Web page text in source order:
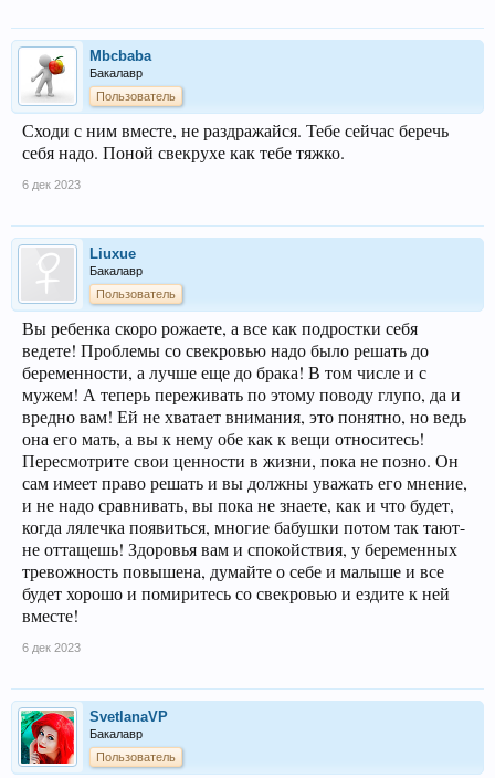
Mbcbaba
Бакалавр
Пользователь
Сходи с ним вместе, не раздражайся. Тебе сейчас беречь
себя надо. Поной свекрухе как тебе тяжко.
6 дек 2023
Liuxue
Бакалавр
Пользователь
Вы ребенка скоро рожаете, а все как подростки себя
ведете! Проблемы со свекровью надо было решать до
беременности, а лучше еще до брака! В том числе и с
мужем! А теперь переживать по этому поводу глупо, да и
вредно вам! Ей не хватает внимания, это понятно, но ведь
она его мать, а вы к нему обе как к вещи относитесь!
Пересмотрите свои ценности в жизни, пока не позно. Он
сам имеет право решать и вы должны уважать его мнение,
и не надо сравнивать, вы пока не знаете, как и что будет,
когда лялечка появиться, многие бабушки потом так тают-
не оттащешь! Здоровья вам и спокойствия, у беременных
тревожность повышена, думайте о себе и малыше и все
будет хорошо и помиритесь со свекровью и ездите к ней
вместе!
6 дек 2023
SvetlanaVP
Бакалавр
Пользователь